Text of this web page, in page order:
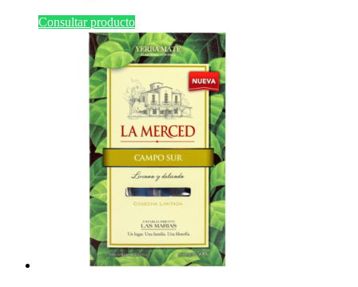
Consultar producto